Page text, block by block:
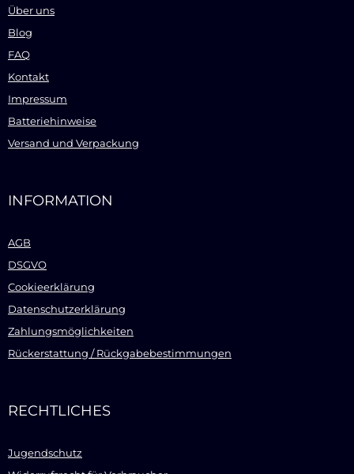
Über uns
Blog
FAQ
Kontakt
Impressum
Batteriehinweise
Versand und Verpackung
INFORMATION
AGB
DSGVO
Cookieerklärung
Datenschutzerklärung
Zahlungsmöglichkeiten
Rückerstattung / Rückgabebestimmungen
RECHTLICHES
Jugendschutz